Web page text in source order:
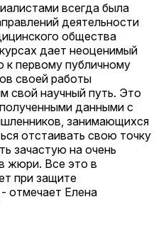
всегда была
деятельности
общества
дает не­оценимый
к первому публичному
своей работы
свой научный путь. Это
данными с
занимающихся
отстаивать свою точку
зачастую на очень
жюри. Все это в
при защите
отмечает Елена